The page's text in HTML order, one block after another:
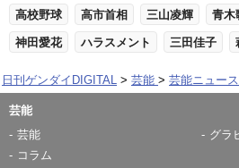
高校野球 高市首相 三山凌輝 青木
神田愛花 ハラスメント 三田佳子
日刊ゲンダイDIGITAL 芸能 芸能ニュース
芸能
芸能
グラ
コラム